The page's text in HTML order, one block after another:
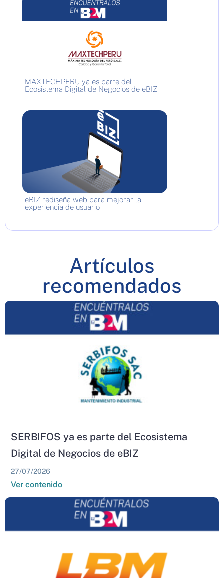
MAXTECHPERU ya es parte del
Ecosistema Digital de Negocios de eBIZ
eBIZ rediseña web para mejorar la
experiencia de usuario
Artículos
recomendados
SERBIFOS ya es parte del Ecosistema
Digital de Negocios de eBIZ
27/07/2026
Ver contenido